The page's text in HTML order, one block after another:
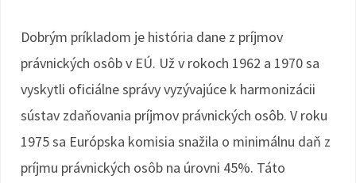
Dobrým príkladom je história dane z príjmov
právnických osôb v EÚ. Už v rokoch 1962 a 1970 sa
vyskytli oficiálne správy vyzývajúce k harmonizácii
sústav zdaňovania príjmov právnických osôb. V roku
1975 sa Európska komisia snažila o minimálnu daň z
príjmu právnických osôb na úrovni 45%. Táto